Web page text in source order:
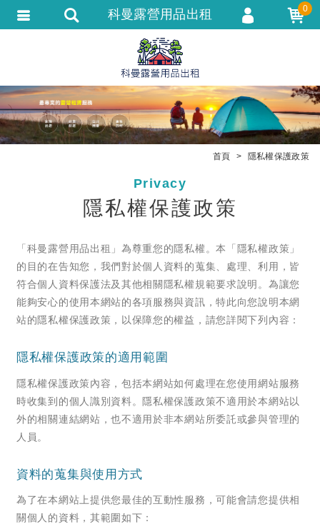
首頁 隱私權保護政策
Privacy
隱私權保護政策
科曼露營用品出租 0
會員登入
會員註冊
忘記密碼
訂單查詢
匯款通知